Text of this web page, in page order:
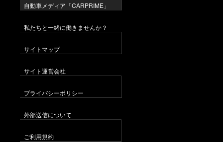
自動車メディア「CARPRIME」
私たちと一緒に働きませんか？
サイトマップ
サイト運営会社
プライバシーポリシー
外部送信について
ご利用規約